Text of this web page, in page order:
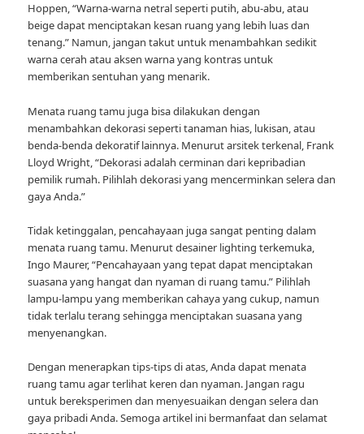
Hoppen, “Warna-warna netral seperti putih, abu-abu, atau
beige dapat menciptakan kesan ruang yang lebih luas dan
tenang.” Namun, jangan takut untuk menambahkan sedikit
warna cerah atau aksen warna yang kontras untuk
memberikan sentuhan yang menarik.
Menata ruang tamu juga bisa dilakukan dengan
menambahkan dekorasi seperti tanaman hias, lukisan, atau
benda-benda dekoratif lainnya. Menurut arsitek terkenal, Frank
Lloyd Wright, “Dekorasi adalah cerminan dari kepribadian
pemilik rumah. Pilihlah dekorasi yang mencerminkan selera dan
gaya Anda.”
Tidak ketinggalan, pencahayaan juga sangat penting dalam
menata ruang tamu. Menurut desainer lighting terkemuka,
Ingo Maurer, “Pencahayaan yang tepat dapat menciptakan
suasana yang hangat dan nyaman di ruang tamu.” Pilihlah
lampu-lampu yang memberikan cahaya yang cukup, namun
tidak terlalu terang sehingga menciptakan suasana yang
menyenangkan.
Dengan menerapkan tips-tips di atas, Anda dapat menata
ruang tamu agar terlihat keren dan nyaman. Jangan ragu
untuk bereksperimen dan menyesuaikan dengan selera dan
gaya pribadi Anda. Semoga artikel ini bermanfaat dan selamat